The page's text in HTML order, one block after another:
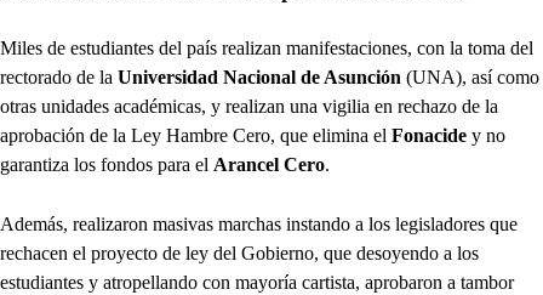
Miles de estudiantes del país realizan manifestaciones, con la toma del
rectorado de la Universidad Nacional de Asunción (UNA), así como
otras unidades académicas, y realizan una vigilia en rechazo de la
aprobación de la Ley Hambre Cero, que elimina el Fonacide y no
garantiza los fondos para el Arancel Cero.
Además, realizaron masivas marchas instando a los legisladores que
rechacen el proyecto de ley del Gobierno, que desoyendo a los
estudiantes y atropellando con mayoría cartista, aprobaron a tambor